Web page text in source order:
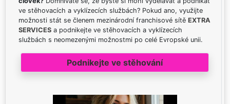
ve stěhovacích a vyklízecích službách? Pokud ano, využijte
možnosti stát se členem mezinárodní franchisové sítě EXTRA
SERVICES a podnikejte ve stěhovacích a vyklízecích
službách s neomezenými možnostmi po celé Evropské unii.
Podnikejte ve stěhování